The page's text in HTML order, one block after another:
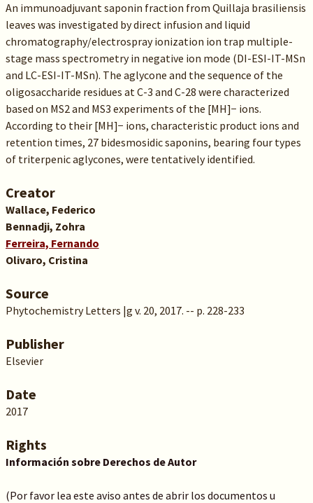
An immunoadjuvant saponin fraction from Quillaja brasiliensis
leaves was investigated by direct infusion and liquid
chromatography/electrospray ionization ion trap multiple-
stage mass spectrometry in negative ion mode (DI-ESI-IT-MSn
and LC-ESI-IT-MSn). The aglycone and the sequence of the
oligosaccharide residues at C-3 and C-28 were characterized
based on MS2 and MS3 experiments of the [MH]− ions.
According to their [MH]− ions, characteristic product ions and
retention times, 27 bidesmosidic saponins, bearing four types
of triterpenic aglycones, were tentatively identified.
Creator
Wallace, Federico
Bennadji, Zohra
Ferreira, Fernando
Olivaro, Cristina
Source
Phytochemistry Letters |g v. 20, 2017. -- p. 228-233
Publisher
Elsevier
Date
2017
Rights
Información sobre Derechos de Autor
(Por favor lea este aviso antes de abrir los documentos u